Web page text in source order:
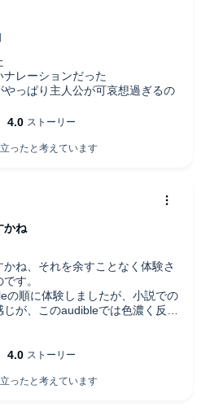
レーションだった
っぱり主人公が可哀想過ぎるの
ね、それを余すことなく体験さ
す。
順に体験しましたが、小説での
が、このaudibleでは色濃く反映
です。
たが、この作品はラノベの学園
配で、この作品の後、この作品
ているようです。
かね